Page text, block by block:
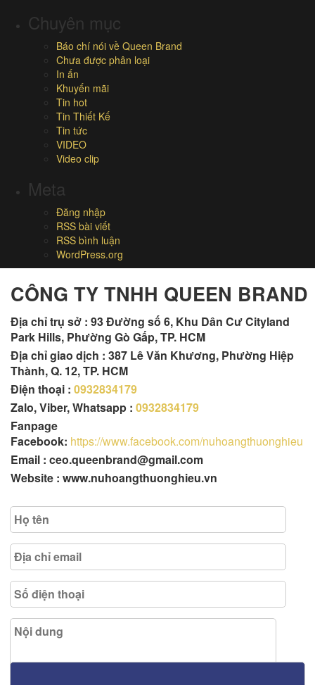
Chuyên mục
Báo chí nói về Queen Brand
Chưa được phân loại
In ấn
Khuyến mãi
Tin hot
Tin Thiết Kế
Tin tức
VIDEO
Video clip
Meta
Đăng nhập
RSS bài viết
RSS bình luận
WordPress.org
CÔNG TY TNHH QUEEN BRAND
Địa chỉ trụ sở : 93 Đường số 6, Khu Dân Cư Cityland
Park Hills, Phường Gò Gấp, TP. HCM
Địa chỉ giao dịch : 387 Lê Văn Khương, Phường Hiệp
Thành, Q. 12, TP. HCM
Điện thoại : 0932834179
Zalo, Viber, Whatsapp : 0932834179
Fanpage
Facebook: https://www.facebook.com/nuhoangthuonghieu
Email : ceo.queenbrand@gmail.com
Website : www.nuhoangthuonghieu.vn